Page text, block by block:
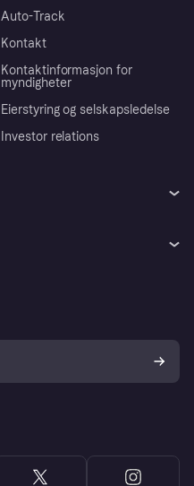
Auto-Track
Kontakt
Kontaktinformasjon for
myndigheter
Eierstyring og selskapsledelse
Investor relations